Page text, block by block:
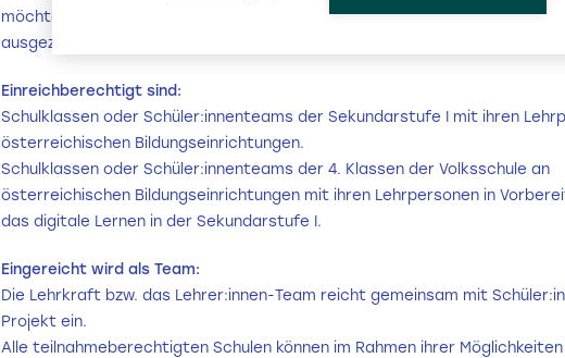
möchten. Es werden hier also direkt die Pädagog:innen gemeinsam mit
ausgezeichnet.
Einreichberechtigt sind:
Schulklassen oder Schüler:innenteams der Sekundarstufe I mit ihren
österreichischen Bildungseinrichtungen.
Schulklassen oder Schüler:innenteams der 4. Klassen der Volksschule an
österreichischen Bildungseinrichtungen mit ihren Lehrpersonen in
das digitale Lernen in der Sekundarstufe I.
Eingereicht wird als Team:
Die Lehrkraft bzw. das Lehrer:innen-Team reicht gemeinsam mit
Projekt ein.
Alle teilnahmeberechtigten Schulen können im Rahmen ihrer